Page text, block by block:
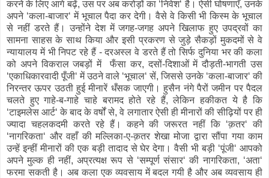
करने के लिए आगे बढ़ें, उस पर अब करोड़ों का ‘निवेश‘ है। ऐसी घोषणाएँ, उनके
अपने ‘कला-बाजार‘ में भूचाल पैदा कर देगी। वैसे वे किसी भी किस्म के भूचाल
से नहीं डरते हैं। उन्होंने देश में जगह-जगह अपने खिलाफ हुए उपद्रवों का
सामना साहस के साथ किया और इसी प्रकरण से जुड़े सैकड़ों मुकदमों से वे
न्यायालय में भी निपट रहे हैं - दरअस्ल वे डरते हैं तो सिर्फ दुनिया भर की कला
को अपने विकराल जबड़ों में फँसा कर, दसों-दिशाओं में दौड़ती-भागती उस
‘एकाधिकारवादी पूँजी‘ में उठने वाले ‘भूचाल‘ सें, जिससे उनके ‘कला-बाजार‘ की
निरन्तर ऊपर उठती हुई मीनारें धँसक जाएगी। हुसैन नंगे पैरों जमीन पर पैदल
चलते हुए गाहे-ब-गाहे चाहे बरामद होते रहे हैं, लेकिन हकीकत ये है कि
‘टाइमलेस आर्ट‘ के बाद के वर्षों से, वे लगातार ऐसी ही मीनारों की सीढ़ियों पर ही
ज्यादा चहलकदमी करते रहे हैं। कहने की जरूरत नहीं कि ‘क़तर‘ की
‘नागरिकता‘ और वहाँ की मल्लिका-ए-क़तर शेखा मोजा द्वारा सौंपा गया काम
उन्हें इन्हीं मीनारों की एक बड़ी तादाद से घेर देगा। वैसी भी बड़ी ‘पूंजी‘ आपको
अपने मुल्क ही नहीं, अप्रत्यक्ष रूप से ‘सम्पूर्ण संसार‘ की नागरिकता, ‘अता‘
फरमा सकती है। अब कला एक व्यवसाय में बदल गयी है और अब व्यवसाय ही